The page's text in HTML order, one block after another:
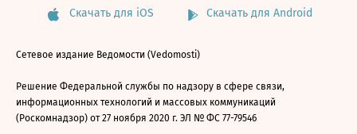
Скачать для iOS Скачать для Android
Сетевое издание Ведомости (Vedomosti)
Решение Федеральной службы по надзору в сфере связи,
информационных технологий и массовых коммуникаций
(Роскомнадзор) от 27 ноября 2020 г. ЭЛ № ФС 77-79546